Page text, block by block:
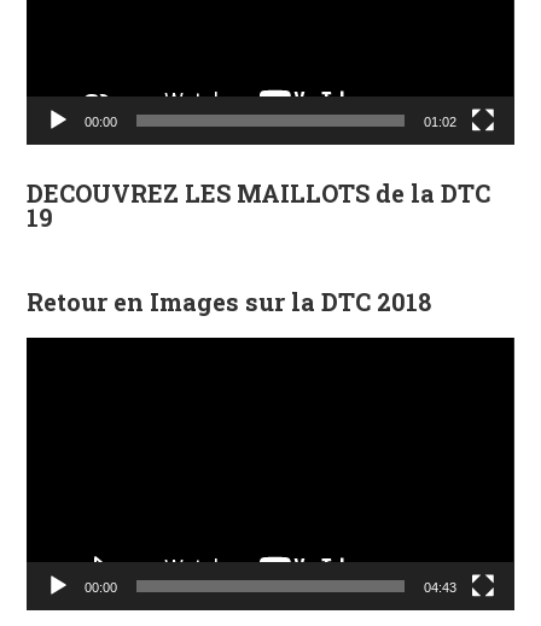
00:00 01:02
DECOUVREZ LES MAILLOTS de la DTC
19
Retour en Images sur la DTC 2018
00:00 04:43